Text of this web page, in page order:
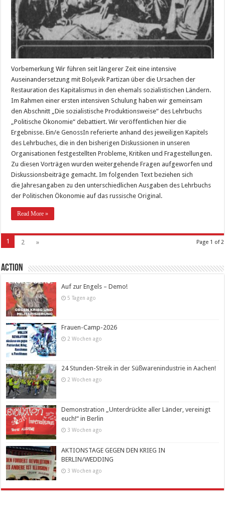
Vorbemerkung Wir führen seit längerer Zeit eine intensive
Auseinandersetzung mit Bolşevik Partizan über die Ursachen der
Restauration des Kapitalismus in den ehemals sozialistischen Ländern.
Im Rahmen einer ersten intensiven Schulung haben wir gemeinsam
den Abschnitt „Die sozialistische Produktionsweise“ des Lehrbuchs
„Politische Ökonomie“ debattiert. Wir veröffentlichen hier die
Ergebnisse. Ein/e GenossIn referierte anhand des jeweiligen Kapitels
des Lehrbuches, die in den bisherigen Diskussionen in unseren
Organisationen festgestellten Probleme, Kritiken und Fragestellungen.
Zu diesen Vorträgen wurden weitergehende Fragen aufgeworfen und
Diskussionsbeiträge gemacht. Im folgenden Text beziehen sich
die Jahresangaben zu den unterschiedlichen Ausgaben des Lehrbuchs
der Politischen Ökonomie auf das russische Original.
Read More »
Page 1 of 2
1 2 »
Action
Auf zur Engels – Demo!
5 Tagen ago
Frauen-Camp-2026
2 Wochen ago
24 Stunden-Streik in der Süßwarenindustrie in Aachen!
2 Wochen ago
Demonstration „Unterdrückte aller Länder, vereinigt
euch!“ in Berlin
3 Wochen ago
AKTIONSTAGE GEGEN DEN KRIEG IN
BERLIN/WEDDING
3 Wochen ago